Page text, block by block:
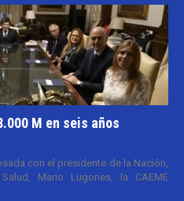
M en seis años
con el presidente de la Nación,
Mario Lugones, la CAEME